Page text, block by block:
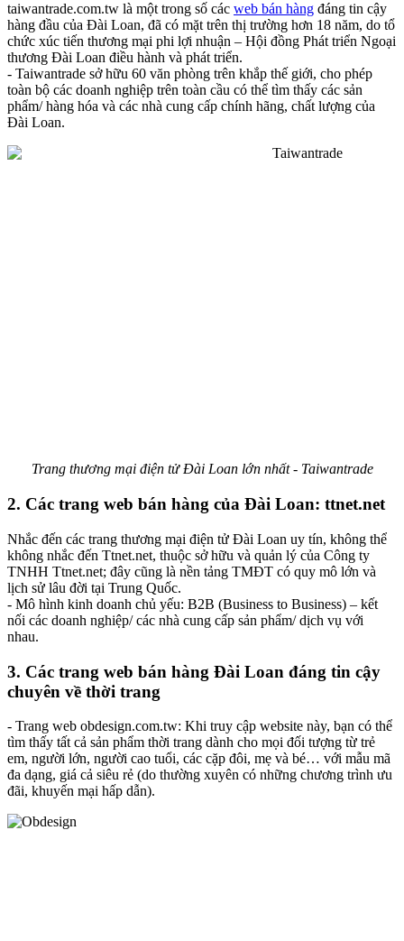
taiwantrade.com.tw là một trong số các web bán hàng đáng tin cậy
hàng đầu của Đài Loan, đã có mặt trên thị trường hơn 18 năm, do tổ
chức xúc tiến thương mại phi lợi nhuận – Hội đồng Phát triển Ngoại
thương Đài Loan điều hành và phát triển.
- Taiwantrade sở hữu 60 văn phòng trên khắp thế giới, cho phép
toàn bộ các doanh nghiệp trên toàn cầu có thể tìm thấy các sản
phẩm/ hàng hóa và các nhà cung cấp chính hãng, chất lượng của
Đài Loan.
Trang thương mại điện tử Đài Loan lớn nhất - Taiwantrade
2. Các trang web bán hàng của Đài Loan: ttnet.net
Nhắc đến các trang thương mại điện tử Đài Loan uy tín, không thể
không nhắc đến Ttnet.net, thuộc sở hữu và quản lý của Công ty
TNHH Ttnet.net; đây cũng là nền tảng TMĐT có quy mô lớn và
lịch sử lâu đời tại Trung Quốc.
- Mô hình kinh doanh chủ yếu: B2B (Business to Business) – kết
nối các doanh nghiệp/ các nhà cung cấp sản phẩm/ dịch vụ với
nhau.
3. Các trang web bán hàng Đài Loan đáng tin cậy
chuyên về thời trang
- Trang web obdesign.com.tw: Khi truy cập website này, bạn có thể
tìm thấy tất cả sản phẩm thời trang dành cho mọi đối tượng từ trẻ
em, người lớn, người cao tuổi, các cặp đôi, mẹ và bé… với mẫu mã
đa dạng, giá cả siêu rẻ (do thường xuyên có những chương trình ưu
đãi, khuyến mại hấp dẫn).